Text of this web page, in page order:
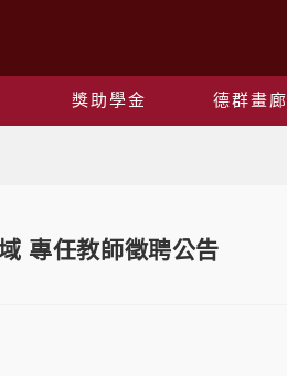
獎助學金 德群畫廊
專任教師徵聘公告